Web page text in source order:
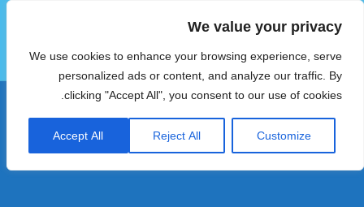
We value your privacy
We use cookies to enhance your browsing experience, serve
personalized ads or content, and analyze our traffic. By
clicking "Accept All", you consent to our use of cookies.
Customize
Reject All
Accept All
הוטצימר
תפריטים
ווידג'טים